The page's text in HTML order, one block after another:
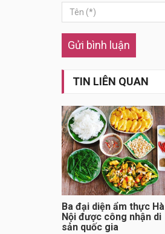
Gửi bình luận
TIN LIÊN QUAN
Ba đại diện ẩm thực Hà
Nội được công nhận di
sản quốc gia